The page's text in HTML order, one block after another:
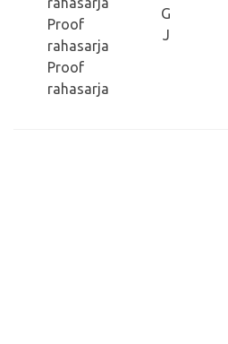
Proof
rahasarja
Proof
rahasarja
G
J